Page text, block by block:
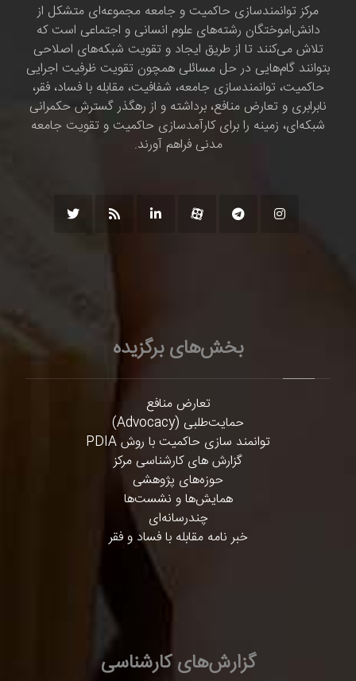
مرکز توانمندسازی حاکمیت و جامعه مجموعه‌ای متشکل از
دانش‌اموختگان رشته‌های علوم انسانی و اجتماعی است که
تلاش می‌کنند تا از طریق ایجاد و تقویت شبکه‌های اصلاحی
بتوانند گام‌هایی در حل مسائلی همچون تقویت ظرفیت اجرایی
حاکمیت، توانمندسازی جامعه، شفافیت، مقابله با فساد، فقر،
نابرابری و تعارض منافع، برداشته و از رهگذر گسترش حکمرانی
شبکه‌ای، زمینه را برای کارآمدسازی حاکمیت و تقویت جامعه
مدنی فراهم آورند.
بخش‌های برگزیده
تعارض منافع
حمایت‌طلبی (Advocacy)
توانمند سازی حاکمیت با روش PDIA
گزارش های کارشناسی مرکز
حوزه‌های پژوهشی
همایش‌ها و نشست‌ها
چندرسانه‌ای
خبر نامه مقابله با فساد و فقر
گزارش‌های کارشناسی